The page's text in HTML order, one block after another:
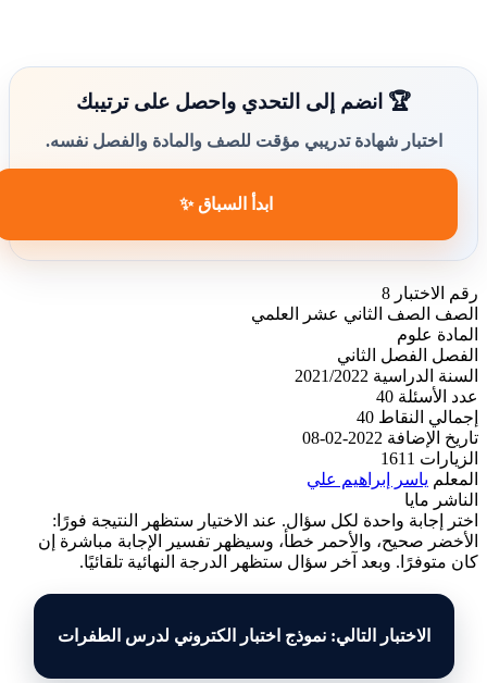
🏆 انضم إلى التحدي واحصل على ترتيبك
اختبار شهادة تدريبي مؤقت للصف والمادة والفصل نفسه.
ابدأ السباق ✨
رقم الاختبار 8
الصف
الصف الثاني عشر العلمي
المادة
علوم
الفصل
الفصل الثاني
السنة الدراسية 2021/2022
عدد الأسئلة 40
إجمالي النقاط 40
تاريخ الإضافة 2022-02-08
الزيارات
1611
المعلم ياسر إبراهيم علي
الناشر مايا
اختر إجابة واحدة لكل سؤال. عند الاختيار ستظهر النتيجة فورًا:
الأخضر صحيح، والأحمر خطأ، وسيظهر تفسير الإجابة مباشرة إن
كان متوفرًا. وبعد آخر سؤال ستظهر الدرجة النهائية تلقائيًا.
الاختبار التالي: نموذج اختبار الكتروني لدرس الطفرات